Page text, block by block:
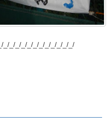
_/_/_/_/_/_/_/_/_/_/_/_/